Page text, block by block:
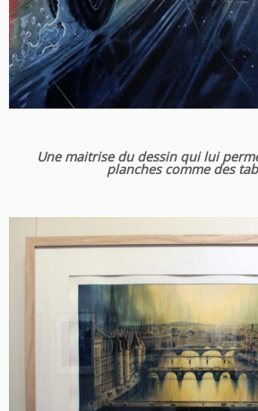
Une maitrise du dessin qui lui
planches comme des